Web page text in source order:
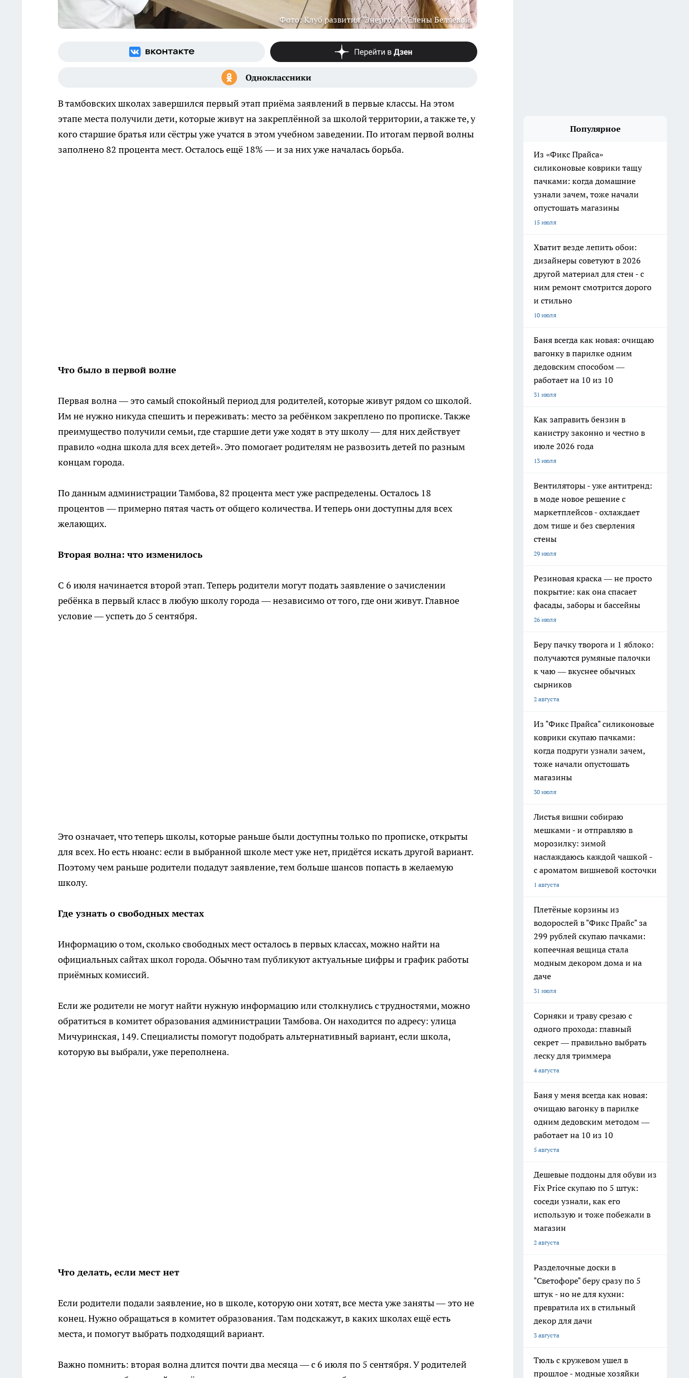
Фото: Клуб развития "ЭнергоУм" Елены Беляевой
В тамбовских школах завершился первый этап приёма заявлений в первые классы. На этом
этапе места получили дети, которые живут на закреплённой за школой территории, а также те, у
кого старшие братья или сёстры уже учатся в этом учебном заведении. По итогам первой волны
заполнено 82 процента мест. Осталось ещё 18% — и за них уже началась борьба.
Что было в первой волне
Первая волна — это самый спокойный период для родителей, которые живут рядом со школой.
Им не нужно никуда спешить и переживать: место за ребёнком закреплено по прописке. Также
преимущество получили семьи, где старшие дети уже ходят в эту школу — для них действует
правило «одна школа для всех детей». Это помогает родителям не развозить детей по разным
концам города.
По данным администрации Тамбова, 82 процента мест уже распределены. Осталось 18
процентов — примерно пятая часть от общего количества. И теперь они доступны для всех
желающих.
Вторая волна: что изменилось
С 6 июля начинается второй этап. Теперь родители могут подать заявление о зачислении
ребёнка в первый класс в любую школу города — независимо от того, где они живут. Главное
условие — успеть до 5 сентября.
Это означает, что теперь школы, которые раньше были доступны только по прописке, открыты
для всех. Но есть нюанс: если в выбранной школе мест уже нет, придётся искать другой вариант.
Поэтому чем раньше родители подадут заявление, тем больше шансов попасть в желаемую
школу.
Где узнать о свободных местах
Информацию о том, сколько свободных мест осталось в первых классах, можно найти на
официальных сайтах школ города. Обычно там публикуют актуальные цифры и график работы
приёмных комиссий.
Если же родители не могут найти нужную информацию или столкнулись с трудностями, можно
обратиться в комитет образования администрации Тамбова. Он находится по адресу: улица
Мичуринская, 149. Специалисты помогут подобрать альтернативный вариант, если школа,
которую вы выбрали, уже переполнена.
Что делать, если мест нет
Если родители подали заявление, но в школе, которую они хотят, все места уже заняты — это не
конец. Нужно обращаться в комитет образования. Там подскажут, в каких школах ещё есть
места, и помогут выбрать подходящий вариант.
Важно помнить: вторая волна длится почти два месяца — с 6 июля по 5 сентября. У родителей
Популярное
Из «Фикс Прайса»
силиконовые коврики тащу
пачками: когда домашние
узнали зачем, тоже начали
опустошать магазины
15 июля
Хватит везде лепить обои:
дизайнеры советуют в 2026
другой материал для стен - с
ним ремонт смотрится дорого
и стильно
10 июля
Баня всегда как новая: очищаю
вагонку в парилке одним
дедовским способом —
работает на 10 из 10
31 июля
Как заправить бензин в
канистру законно и честно в
июле 2026 года
13 июля
Вентиляторы - уже антитренд:
в моде новое решение с
маркетплейсов - охлаждает
дом тише и без сверления
стены
29 июля
Резиновая краска — не просто
покрытие: как она спасает
фасады, заборы и бассейны
26 июля
Беру пачку творога и 1 яблоко:
получаются румяные палочки
к чаю — вкуснее обычных
сырников
2 августа
Из "Фикс Прайса" силиконовые
коврики скупаю пачками:
когда подруги узнали зачем,
тоже начали опустошать
магазины
30 июля
Листья вишни собираю
мешками - и отправляю в
морозилку: зимой
наслаждаюсь каждой чашкой -
с ароматом вишневой косточки
1 августа
Плетёные корзины из
водорослей в "Фикс Прайс" за
299 рублей скупаю пачками:
копеечная вещица стала
модным декором дома и на
даче
31 июля
Сорняки и траву срезаю с
одного прохода: главный
секрет — правильно выбрать
леску для триммера
4 августа
Баня у меня всегда как новая:
очищаю вагонку в парилке
одним дедовским методом —
работает на 10 из 10
5 августа
Дешевые поддоны для обуви из
Fix Price скупаю по 5 штук:
соседи узнали, как его
использую и тоже побежали в
магазин
2 августа
Разделочные доски в
"Светофоре" беру сразу по 5
штук - но не для кухни:
превратила их в стильный
декор для дачи
3 августа
Тюль с кружевом ушел в
прошлое - модные хозяйки